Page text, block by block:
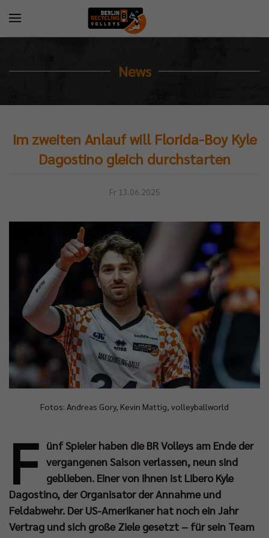
News
Im zweiten Anlauf will Florida-Boy Kyle
Dagostino gleich durchstarten
Fr 13.06.2025
Fotos: Andreas Gory, Kevin Mattig, volleyballworld
F ünf Spieler haben die BR Volleys am Ende der
vergangenen Saison verlassen, neun sind
geblieben. Einer von ihnen ist Libero Kyle
Dagostino, der Organisator der Annahme und
Feldabwehr. Der US-Amerikaner hat noch ein Jahr
Vertrag und sich große Ziele gesetzt – für sein Team